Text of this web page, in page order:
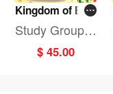
Kingdom of Eng
lish Grammar6
A (Revised Editi
on)
Study Group E
ducation Centr
e
$ 45.00